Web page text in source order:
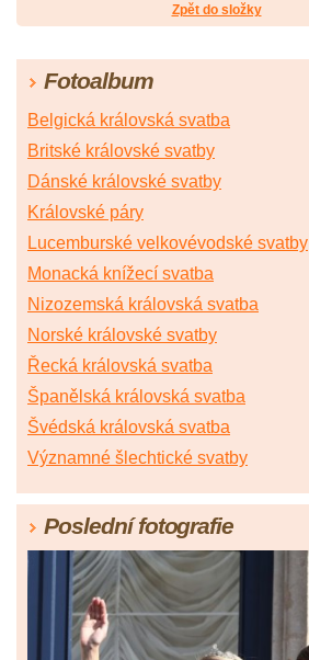
Zpět do složky
Fotoalbum
Belgická královská svatba
Britské královské svatby
Dánské královské svatby
Královské páry
Lucemburské velkovévodské svatby
Monacká knížecí svatba
Nizozemská královská svatba
Norské královské svatby
Řecká královská svatba
Španělská královská svatba
Švédská královská svatba
Významné šlechtické svatby
Poslední fotografie